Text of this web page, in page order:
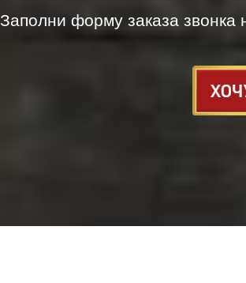
Заполни форму заказа